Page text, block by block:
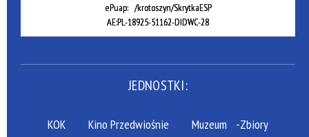
ePuap: /krotoszyn/SkrytkaESP
AE:PL-18925-51162-DIDWC-28
JEDNOSTKI:
KOK Kino Przedwiośnie Muzeum -Zbiory